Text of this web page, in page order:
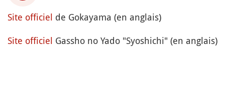
Site officiel de Gokayama (en anglais)
Site officiel Gassho no Yado "Syoshichi" (en anglais)